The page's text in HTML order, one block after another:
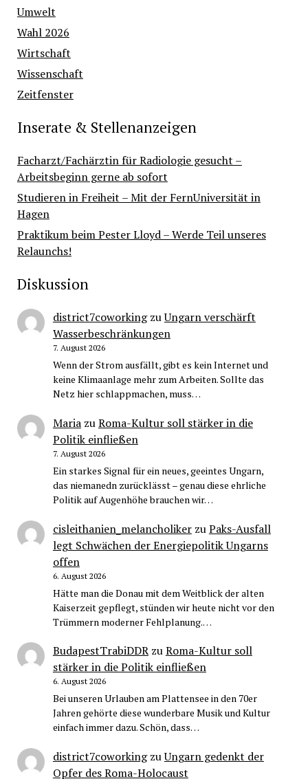
Umwelt
Wahl 2026
Wirtschaft
Wissenschaft
Zeitfenster
Inserate & Stellenanzeigen
Facharzt/Fachärztin für Radiologie gesucht –
Arbeitsbeginn gerne ab sofort
Studieren in Freiheit – Mit der FernUniversität in
Hagen
Praktikum beim Pester Lloyd – Werde Teil unseres
Relaunchs!
Diskussion
district7coworkingzuUngarn verschärft
Wasserbeschränkungen
7. August 2026
Wenn der Strom ausfällt, gibt es kein Internet und
keine Klimaanlage mehr zum Arbeiten. Sollte das
Netz hier schlappmachen, muss…
MariazuRoma-Kultur soll stärker in die
Politik einfließen
7. August 2026
Ein starkes Signal für ein neues, geeintes Ungarn,
das niemanedn zurücklässt – genau diese ehrliche
Politik auf Augenhöhe brauchen wir…
cisleithanien_melancholikerzuPaks-Ausfall
legt Schwächen der Energiepolitik Ungarns
offen
6. August 2026
Hätte man die Donau mit dem Weitblick der alten
Kaiserzeit gepflegt, stünden wir heute nicht vor den
Trümmern moderner Fehlplanung.…
BudapestTrabiDDRzuRoma-Kultur soll
stärker in die Politik einfließen
6. August 2026
Bei unseren Urlauben am Plattensee in den 70er
Jahren gehörte diese wunderbare Musik und Kultur
einfach immer dazu. Schön, dass…
district7coworkingzuUngarn gedenkt der
Opfer des Roma-Holocaust